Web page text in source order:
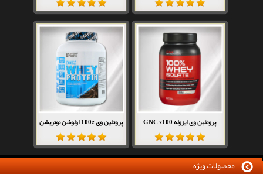
پروتئین وی ایزوله 100% GNC پروتئین وی %100 اولوشن نوتریشن
محصولات ویژه